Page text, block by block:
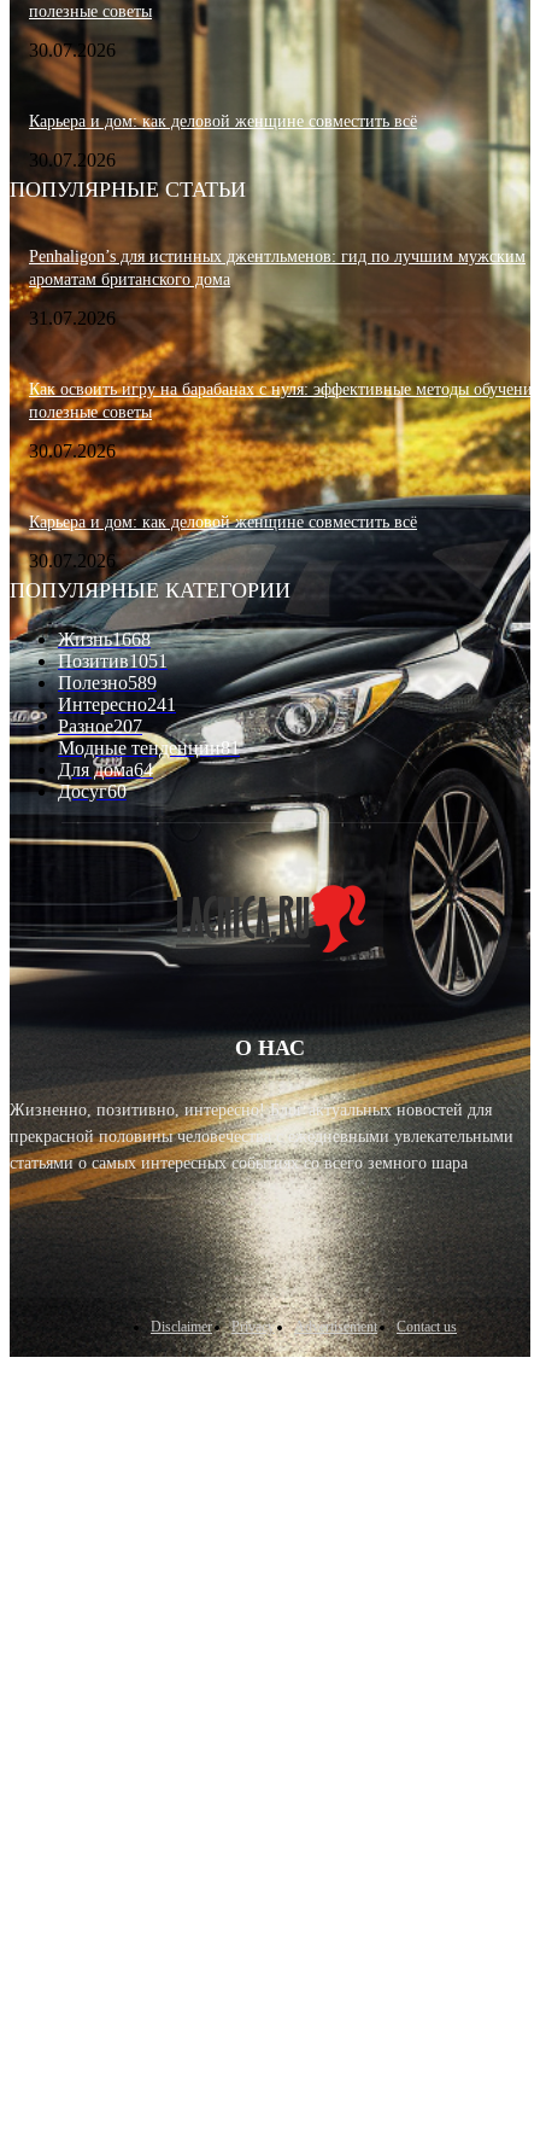
полезные советы
30.07.2026
Карьера и дом: как деловой женщине совместить всё
30.07.2026
ПОПУЛЯРНЫЕ СТАТЬИ
Penhaligon’s для истинных джентльменов: гид по лучшим мужским
ароматам британского дома
31.07.2026
Как освоить игру на барабанах с нуля: эффективные методы
полезные советы
30.07.2026
Карьера и дом: как деловой женщине совместить всё
30.07.2026
ПОПУЛЯРНЫЕ КАТЕГОРИИ
Жизнь1668
Позитив1051
Полезно589
Интересно241
Разное207
Модные тенденции81
Для дома64
Досуг60
О НАС
Жизненно, позитивно, интересно! Блог актуальных новостей для
прекрасной половины человечества с ежедневными увлекательными
статьями о самых интересных событиях со всего земного шара
Disclaimer Privacy Advertisement Contact us